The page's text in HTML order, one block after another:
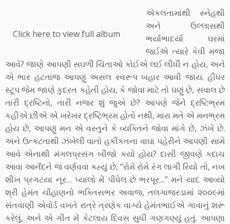
Click here to view full album
એકલતામાંથી સ્નેહથી
અને ઉલ્લાસથી
ભર્યાભાદર્યા ઘરમાં
જઈએ ત્યારે કેવી મજા
આવે? જાણે આપણી સઘળી ચિંતાઓ કોઈએ લઈ લીધી ન હોય, અને
એ ભાર હટતાંજ આપણું અસલ સ્વરૂપ બહાર આવી જાય. હીધર
સ્ટૂપ જેમ જાણે કુદરત કહેતી હોય, કે જોવા માટે તો ઘણું છે, સવાલ છે
તારી દ્રષ્ટિનો, તારી નજર શું જુએ છે? આપણે જેને દ્રષ્ટિભ્રમ
કહીએ છીએ એ ખરેખર દ્રષ્ટિભ્રમ હોતો નથી, મારા મતે એ મનભ્રમ
હોય છે, આપણું મન એ વસ્તુને કે વ્યક્તિને જોવા માંગે છે, ઝંખે છે.
અને ઉત્કટતાથી ઝંખેલી વાતો હકીકતના વાઘા પહેરીને આપણી સામે
આવે એનાથી મંગલપ્રસંગ બીજો કયો હોય? દાસી જીવણે કદાચ
આવા આનઁદને જ વર્ણવવા કહ્યું છે, “રોમે રોમે રંગ લાગી રિયો તો‚ નખ
શીખ પ્રગટયા નૂર… પ્યાલો મેં પીધેલ છે ભરપૂર…” મને યાદ આવ્યો
શ્રી હેમંત ચૌહાણનો ભક્તિસભર અવાજ, તલગાજરડામાં ૨૦૦૯માં
સંતવાણી એવોર્ડ વખતે રાત્રે ત્રણેક વાગ્યે હેમંતભાઈએ ગાવાનું શરૂ
કરેલું, અને એ ગીત મેં કેટલાય દિવસ સુધી ગણગણ્યું હતું. આપણા